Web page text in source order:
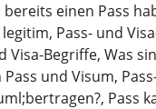
einen Pass
Pass- und
Visa-Begriffe, Was
Pass und Visum,
Pass